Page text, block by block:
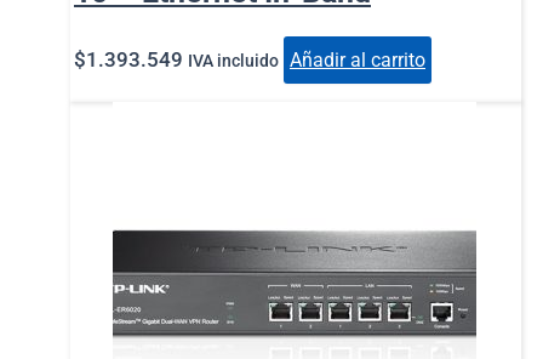
$1.393.549 IVA incluido Añadir al carrito